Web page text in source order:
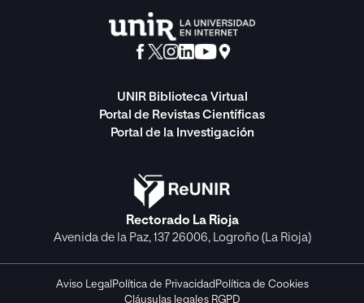
UNIR Biblioteca Virtual
Portal de Revistas Científicas
Portal de la Investigación
Rectorado La Rioja
Avenida de la Paz, 137 26006, Logroño (La Rioja)
Aviso Legal Política de Privacidad Política de Cookies
Cláusulas legales RGPD